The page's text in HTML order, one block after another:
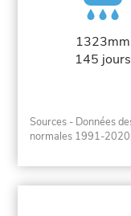
1323mm
145 jours
Sources - Données
normales 1991-2020